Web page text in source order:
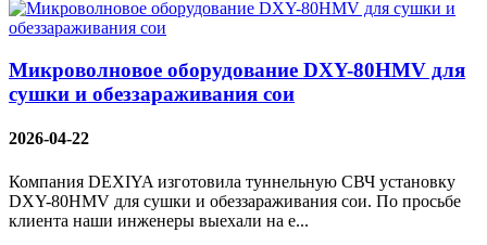
Микроволновое оборудование DXY-80HMV для
сушки и обеззараживания сои
2026-04-22
Компания DEXIYA изготовила туннельную СВЧ установку
DXY-80HMV для сушки и обеззараживания сои. По просьбе
клиента наши инженеры выехали на е...